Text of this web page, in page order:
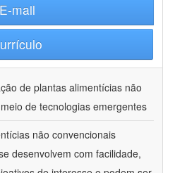
E-mail
de plantas alimentícias não
de tecnologias emergentes
não convencionais
desenvolvem com facilidade,